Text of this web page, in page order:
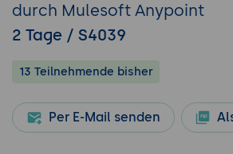
durch Mulesoft Anypoint
2 Tage / S4039
13 Teilnehmende bisher
Per E-Mail senden